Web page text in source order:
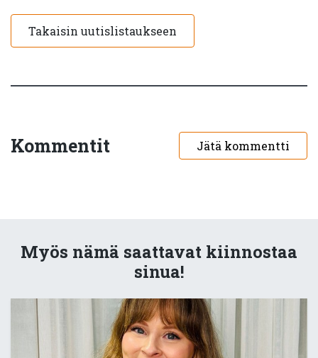
Takaisin uutislistaukseen
Kommentit Jätä kommentti
Myös nämä saattavat kiinnostaa
sinua!